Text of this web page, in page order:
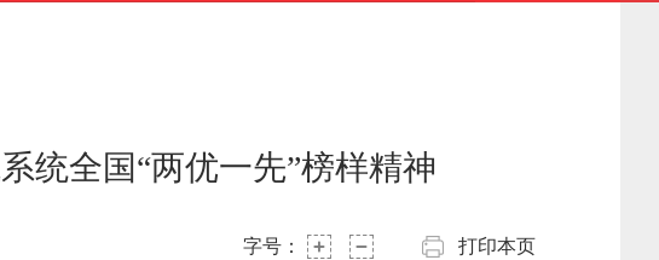
统全国“两优一先”榜样精神
字号： 打印本页